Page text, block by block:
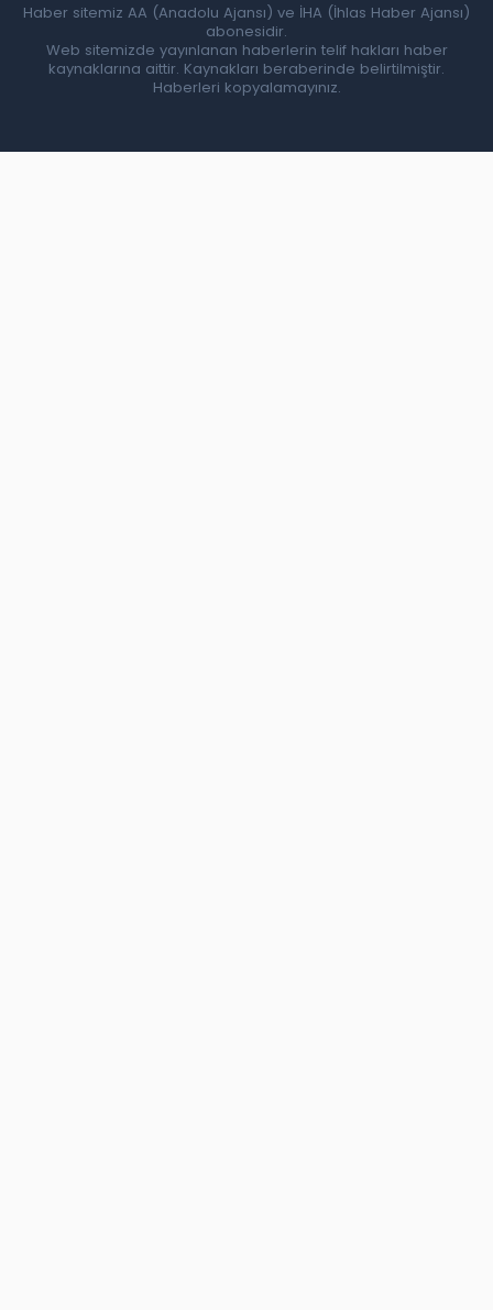
Haber sitemiz AA (Anadolu Ajansı) ve İHA (İhlas Haber Ajansı)
abonesidir.
Web sitemizde yayınlanan haberlerin telif hakları haber
kaynaklarına aittir. Kaynakları beraberinde belirtilmiştir.
Haberleri kopyalamayınız.